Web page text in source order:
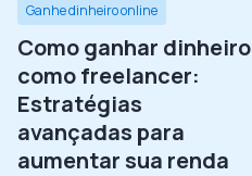
Ganhe dinheiro online
Como ganhar dinheiro
como freelancer:
Estratégias
avançadas para
aumentar sua renda